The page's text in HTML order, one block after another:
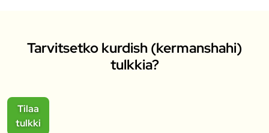
Tarvitsetko kurdish (kermanshahi)
tulkkia?
Tilaa
tulkki